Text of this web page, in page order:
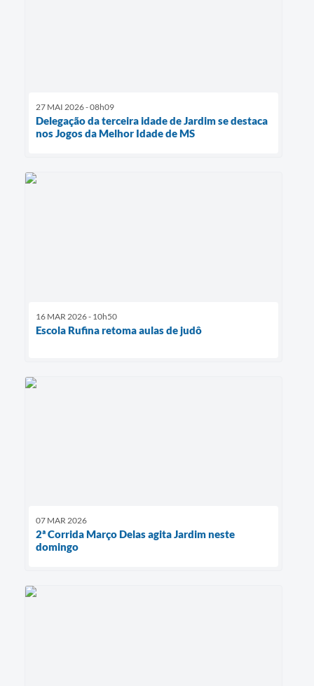
27 MAI 2026 - 08h09
Delegação da terceira idade de Jardim se destaca
nos Jogos da Melhor Idade de MS
16 MAR 2026 - 10h50
Escola Rufina retoma aulas de judô
07 MAR 2026
2ª Corrida Março Delas agita Jardim neste
domingo